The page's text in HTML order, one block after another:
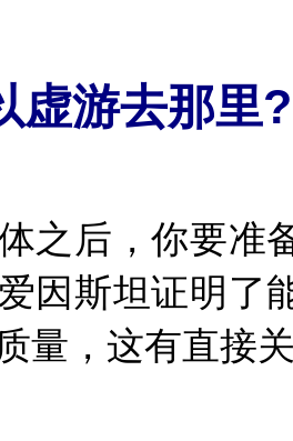
虚游去那里?
之后，你要准
爱因斯坦证明了
量，这有直接